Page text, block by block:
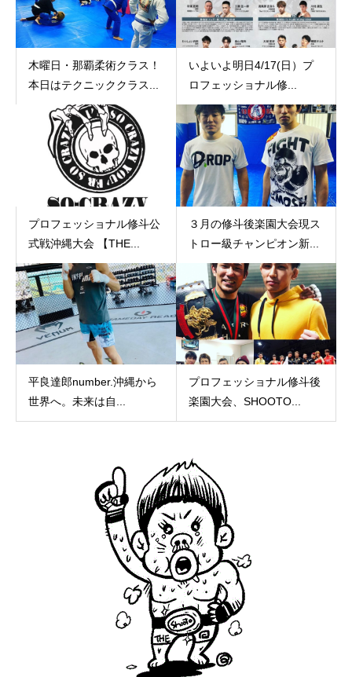
木曜日・那覇柔術クラス！
本日はテクニッククラス...
いよいよ明日4/17(日）プ
ロフェッショナル修...
プロフェッショナル修斗公
式戦沖縄大会 【THE...
３月の修斗後楽園大会現ス
トロー級チャンピオン新...
平良達郎number.沖縄から
世界へ。未来は自...
プロフェッショナル修斗後
楽園大会、SHOOTO...